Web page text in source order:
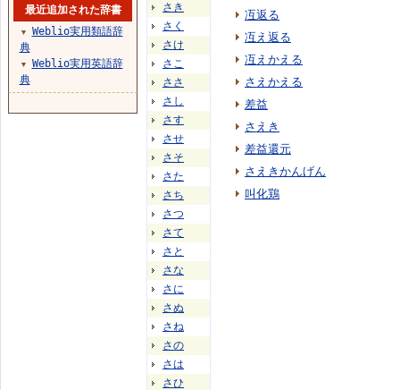
さき
さく
さけ
さこ
ささ
さし
さす
させ
さそ
さた
さち
さつ
さて
さと
さな
さに
さぬ
さね
さの
さは
さひ
冱返る
冱え返る
冱えかえる
さえかえる
差益
さえき
差益還元
さえきかんげん
叫化鶏
最近追加された辞書
▼
Weblio実用類語辞
典
▼
Weblio実用英語辞
典